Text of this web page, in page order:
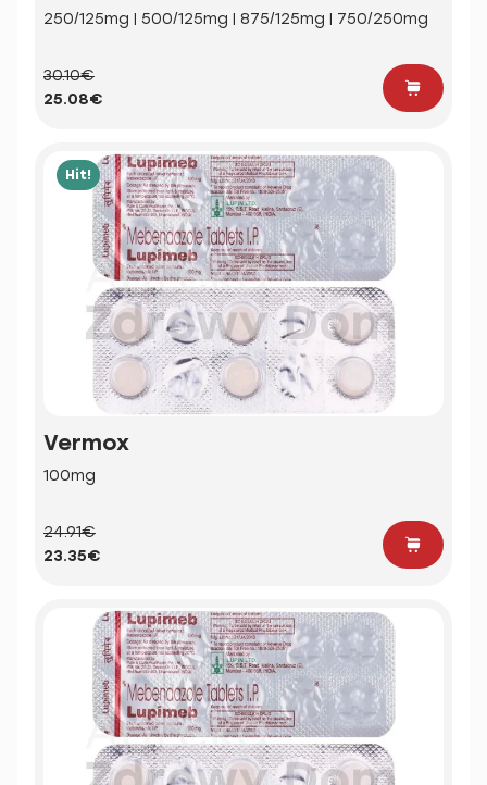
250/125mg | 500/125mg | 875/125mg | 750/250mg
30.10€
25.08€
Hit!
Vermox
100mg
24.91€
23.35€